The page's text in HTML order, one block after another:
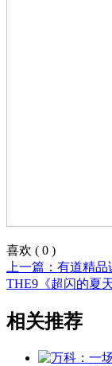
喜欢 ( 0 )
上一篇：有道精
THE9《超闪的夏
相关推荐